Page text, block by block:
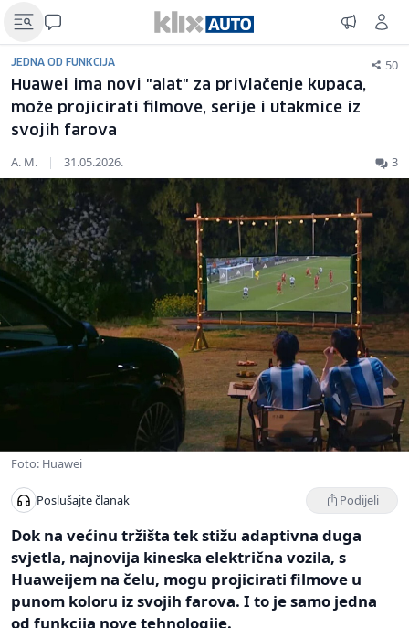
JEDNA OD FUNKCIJA 50
Huawei ima novi "alat" za privlačenje kupaca,
može projicirati filmove, serije i utakmice iz
svojih farova
A. M. | 31.05.2026. 3
Foto: Huawei
Poslušajte članak Podijeli
Dok na većinu tržišta tek stižu adaptivna duga
svjetla, najnovija kineska električna vozila, s
Huaweijem na čelu, mogu projicirati filmove u
punom koloru iz svojih farova. I to je samo jedna
od funkcija nove tehnologije.